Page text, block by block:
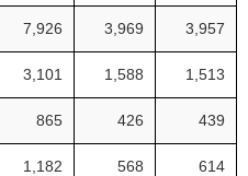
7,926 3,969 3,957
3,101 1,588 1,513
865 426 439
1,182 568 614